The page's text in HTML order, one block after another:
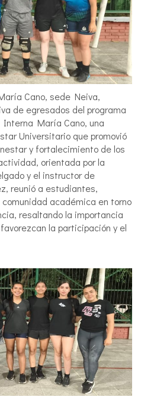
Cano, sede Neiva,
de egresados del programa
María Cano, una
Universitario que promovió
y fortalecimiento de los
orientada por la
y el instructor de
reunió a estudiantes,
académica en torno
resaltando la importancia
la participación y el